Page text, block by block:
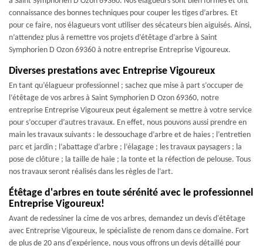
connaissance des bonnes techniques pour couper les tiges d’arbres. Et
pour ce faire, nos élagueurs vont utiliser des sécateurs bien aiguisés. Ainsi,
n’attendez plus à remettre vos projets d’étêtage d’arbre à Saint
Symphorien D Ozon 69360 à notre entreprise Entreprise Vigoureux.
Diverses prestations avec Entreprise Vigoureux
En tant qu’élagueur professionnel ; sachez que mise à part s’occuper de
l’étêtage de vos arbres à Saint Symphorien D Ozon 69360, notre
entreprise Entreprise Vigoureux peut également se mettre à votre service
pour s’occuper d’autres travaux. En effet, nous pouvons aussi prendre en
main les travaux suivants : le dessouchage d’arbre et de haies ; l’entretien
parc et jardin ; l’abattage d’arbre ; l’élagage ; les travaux paysagers ; la
pose de clôture ; la taille de haie ; la tonte et la réfection de pelouse. Tous
nos travaux seront réalisés dans les règles de l’art.
Étêtage d'arbres en toute sérénité avec le professionnel
Entreprise Vigoureux!
Avant de redessiner la cime de vos arbres, demandez un devis d'étêtage
avec Entreprise Vigoureux, le spécialiste de renom dans ce domaine. Fort
de plus de 20 ans d'expérience, nous vous offrons un devis détaillé pour